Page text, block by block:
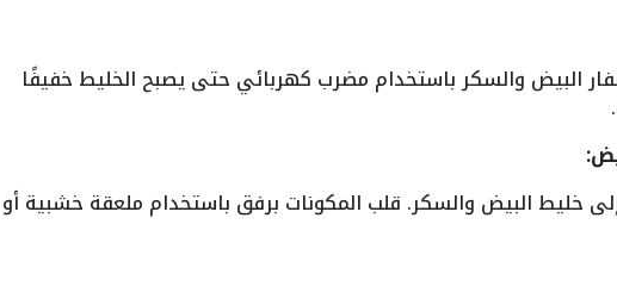
البيض والسكر باستخدام مضرب كهربائي حتى يصبح الخليط خفيفًا
خليط البيض والسكر. قلب المكونات برفق باستخدام ملعقة خشبية أو